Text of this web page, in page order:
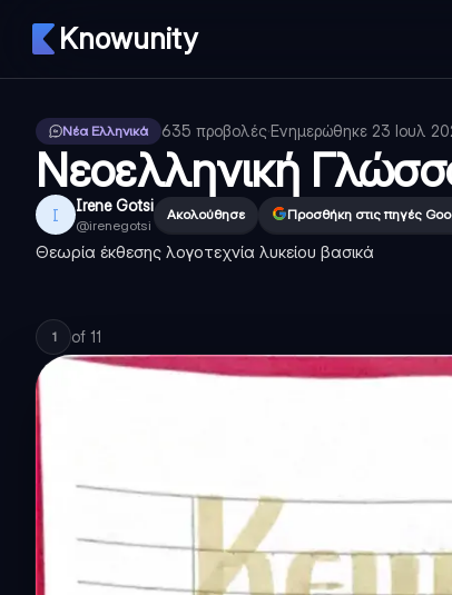
Knowunity
Νέα Ελληνικά 635 προβολές·Ενημερώθηκε 23 Ιουλ
Νεοελληνική
I Irene Gotsi
@irenegotsi
Ακολούθησε Προσθήκη στις πηγές
Θεωρία έκθεσης λογοτεχνία λυκείου βασικά
1 of 11